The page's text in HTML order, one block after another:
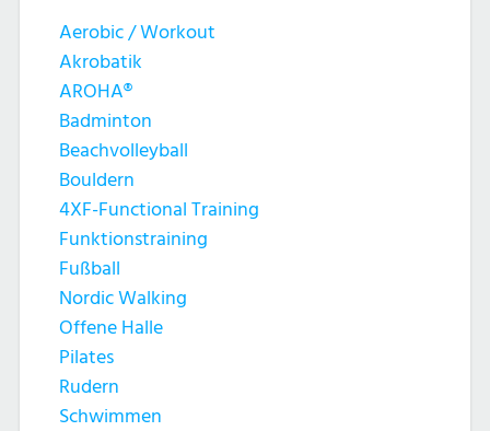
Aerobic / Workout
Akrobatik
AROHA®
Badminton
Beachvolleyball
Bouldern
4XF-Functional Training
Funktionstraining
Fußball
Nordic Walking
Offene Halle
Pilates
Rudern
Schwimmen